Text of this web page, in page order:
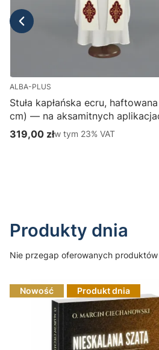
ALBA-PLUS
Stuła kapłańska ecru,
cm) — na aksamitnych
387-1
Cena brutto
319,00 złw tym %s VAT
w tym 23% VAT
Produkty dnia
Nie przegap oferowanych produktów
Nowość Produkt dnia